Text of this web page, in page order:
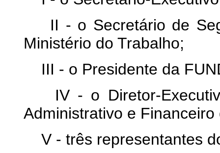
II - o Secretário de
Ministério do Trabalho;
III - o Presidente da
IV - o Diretor-
Administrativo e
V - três representantes